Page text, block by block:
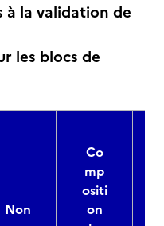
à la validation de
les blocs de
Non
Co
mp
ositi
on